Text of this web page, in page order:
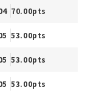
70.00pts
53.00pts
53.00pts
53.00pts